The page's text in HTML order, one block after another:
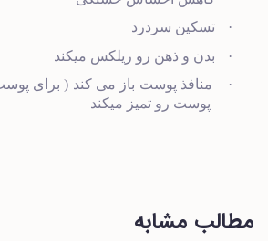
·
تسکین سردرد
·
بدن و ذهن رو ریلکس میکند
·
منافذ پوست باز می کند ( برای
پوست رو تمیز میکند
مطالب مشابه